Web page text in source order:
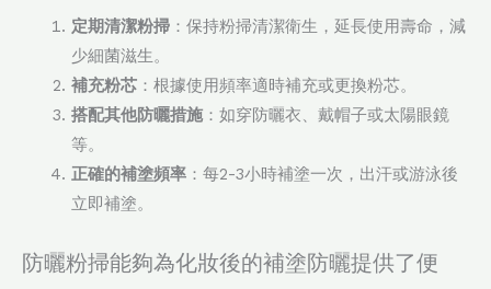
定期清潔粉掃 ：保持粉掃清潔衛生，延長使用壽命，減
少細菌滋生。
補充粉芯 ：根據使用頻率適時補充或更換粉芯。
搭配其他防曬措施：如穿防曬衣、戴帽子或太陽眼鏡
等。
正確的補塗頻率 ：每2-3小時補塗一次，出汗或游泳後
立即補塗。
防曬粉掃能夠為化妝後的補塗防曬提供了便